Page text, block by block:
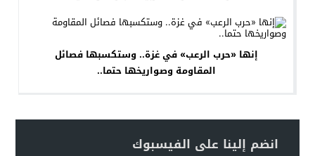
إنها «حرب الرعب» في غزة.. وستكسبها فصائل
المقاومة وصواريخها حتما..
انضم إلينا على الفيسبوك